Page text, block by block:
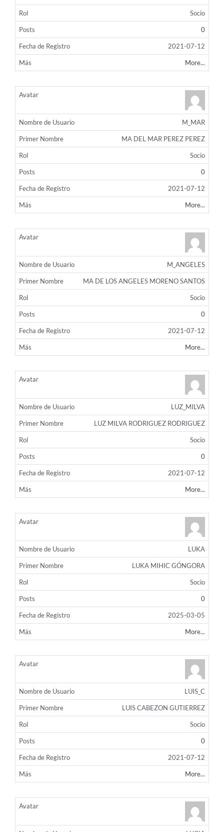
Socio
0
2021-07-12
More...
M_MAR
MA DEL MAR PEREZ PEREZ
Socio
0
2021-07-12
More...
M_ANGELES
MA DE LOS ANGELES MORENO SANTOS
Socio
0
2021-07-12
More...
LUZ_MILVA
LUZ MILVA RODRIGUEZ RODRIGUEZ
Socio
0
2021-07-12
More...
LUKA
LUKA MIHIC GÓNGORA
Socio
0
2025-03-05
More...
LUIS_C
LUIS CABEZON GUTIERREZ
Socio
0
2021-07-12
More...